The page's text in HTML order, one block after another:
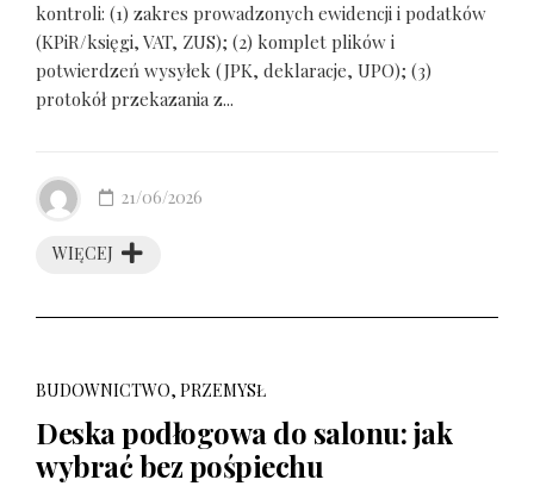
kontroli: (1) zakres prowadzonych ewidencji i podatków
(KPiR/księgi, VAT, ZUS); (2) komplet plików i
potwierdzeń wysyłek (JPK, deklaracje, UPO); (3)
protokół przekazania z...
WIĘCEJ
21/06/2026
BUDOWNICTWO, PRZEMYSŁ
Deska podłogowa do salonu: jak
wybrać bez pośpiechu